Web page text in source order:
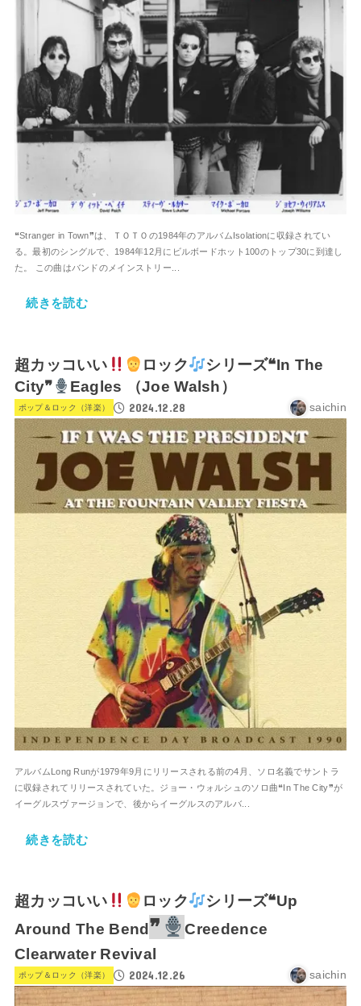
❝Stranger in Town❞は、ＴＯＴＯの1984年のアルバムIsolationに収録されてい
る。最初のシングルで、1984年12月にビルボードホット100のトップ30に到達し
た。 この曲はバンドのメインストリー...
続きを読む
超カッコいい ロック
シリーズ❝In The
City❞
Eagles （Joe Walsh）
ポップ＆ロック（洋楽） 2024.12.28 saichin
アルバムLong Runが1979年9月にリリースされる前の4月、ソロ名義でサントラ
に収録されてリリースされていた。ジョー・ウォルシュのソロ曲❝In The City❞が
イーグルスヴァージョンで、後からイーグルスのアルバ...
続きを読む
超カッコいい ロック
シリーズ❝Up
Around The Bend ❞
Creedence
Clearwater Revival
ポップ＆ロック（洋楽） 2024.12.26 saichin